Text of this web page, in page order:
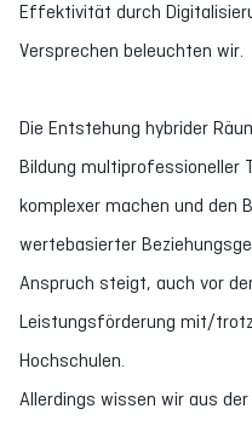
Effektivität durch
Versprechen beleuchten wir.
Die Entstehung hybrider
Bildung multiprofessioneller
komplexer machen und den
wertebasierter
Anspruch steigt, auch vor
Leistungsförderung mit/
Hochschulen.
Allerdings wissen wir aus